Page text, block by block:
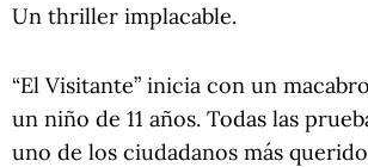
Un thriller implacable.
“El Visitante” inicia con un
un niño de 11 años. Todas las
uno de los ciudadanos más